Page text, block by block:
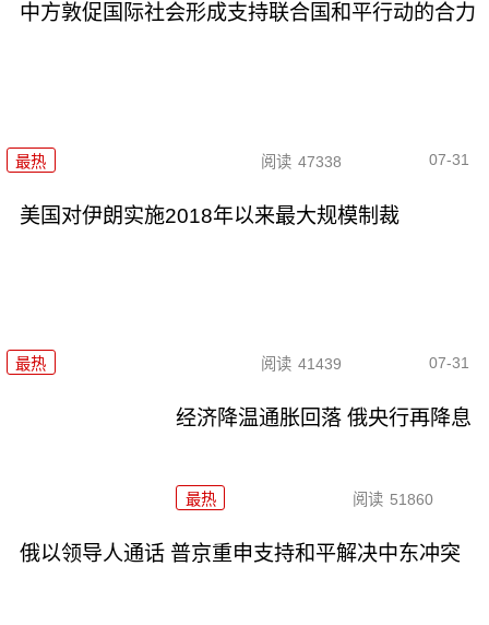
中方敦促国际社会形成支持联合国和平行动的合力
最热 阅读 47338 07-31
美国对伊朗实施2018年以来最大规模制裁
最热 阅读 41439 07-31
经济降温通胀回落 俄央行再降息
最热 阅读 51860
俄以领导人通话 普京重申支持和平解决中东冲突